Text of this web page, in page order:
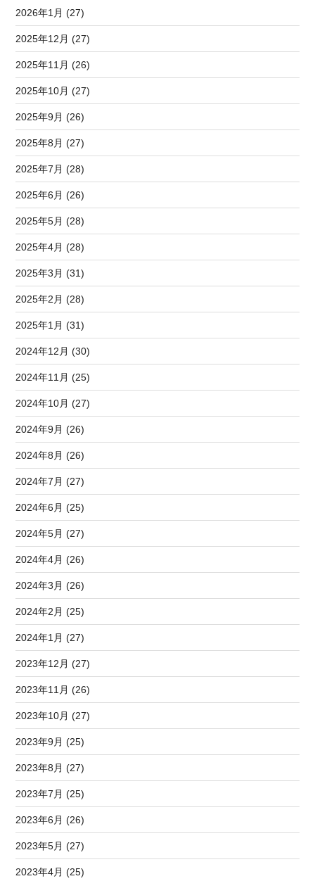
2026年1月 (27)
2025年12月 (27)
2025年11月 (26)
2025年10月 (27)
2025年9月 (26)
2025年8月 (27)
2025年7月 (28)
2025年6月 (26)
2025年5月 (28)
2025年4月 (28)
2025年3月 (31)
2025年2月 (28)
2025年1月 (31)
2024年12月 (30)
2024年11月 (25)
2024年10月 (27)
2024年9月 (26)
2024年8月 (26)
2024年7月 (27)
2024年6月 (25)
2024年5月 (27)
2024年4月 (26)
2024年3月 (26)
2024年2月 (25)
2024年1月 (27)
2023年12月 (27)
2023年11月 (26)
2023年10月 (27)
2023年9月 (25)
2023年8月 (27)
2023年7月 (25)
2023年6月 (26)
2023年5月 (27)
2023年4月 (25)